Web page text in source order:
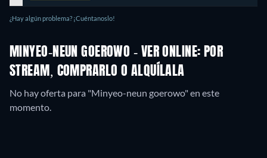
¿Hay algún problema? ¡Cuéntanoslo!
MINYEO-NEUN GOEROWO - VER ONLINE: POR
STREAM, COMPRARLO O ALQUÍLALA
No hay oferta para "Minyeo-neun goerowo" en este
momento.